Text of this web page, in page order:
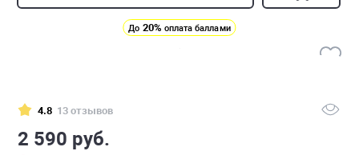
До 20% оплата баллами
4.8 13 отзывов
2 590 руб.